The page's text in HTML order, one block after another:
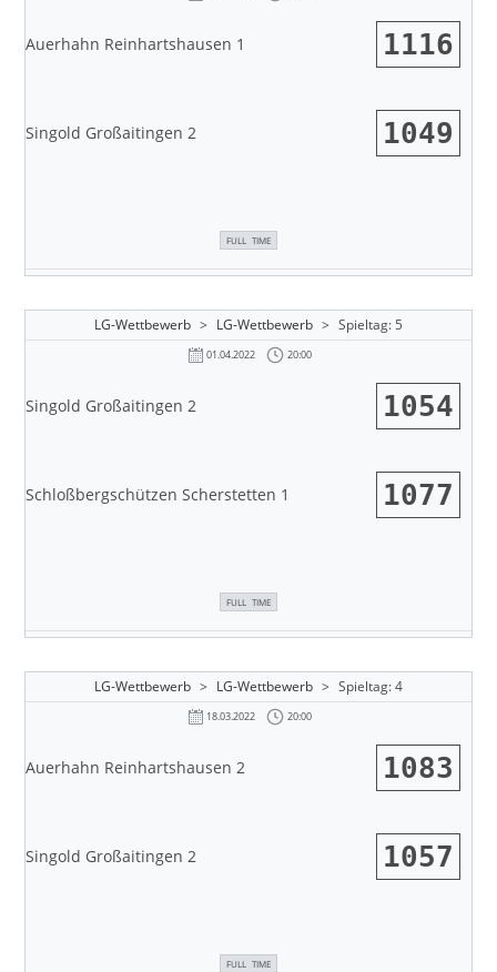
Auerhahn Reinhartshausen 1 1116
Singold Großaitingen 2 1049
FULL TIME
LG-Wettbewerb > LG-Wettbewerb > Spieltag: 5
01.04.2022 20:00
Singold Großaitingen 2 1054
Schloßbergschützen Scherstetten 1 1077
FULL TIME
LG-Wettbewerb > LG-Wettbewerb > Spieltag: 4
18.03.2022 20:00
Auerhahn Reinhartshausen 2 1083
Singold Großaitingen 2 1057
FULL TIME